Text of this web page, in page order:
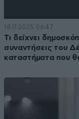
18·11·2025 06:47
Τι δείχνει
συναντήσεις του
καταστήματα που